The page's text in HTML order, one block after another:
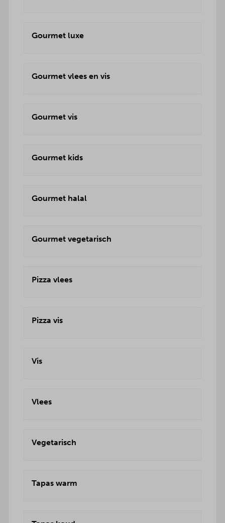
Gourmet luxe
Gourmet vlees en vis
Gourmet vis
Gourmet kids
Gourmet halal
Gourmet vegetarisch
Pizza vlees
Pizza vis
Vis
Vlees
Vegetarisch
Tapas warm